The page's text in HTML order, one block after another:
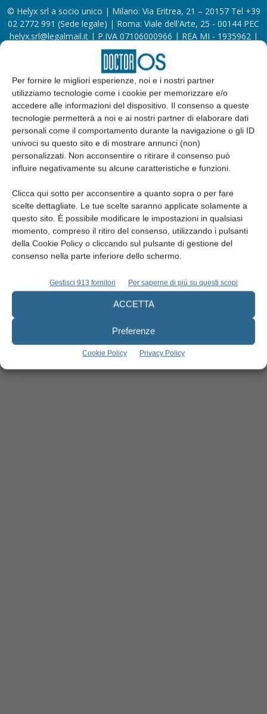
Per fornire le migliori esperienze, noi e i nostri partner
utilizziamo tecnologie come i cookie per memorizzare e/o
accedere alle informazioni del dispositivo. Il consenso a queste
tecnologie permetterà a noi e ai nostri partner di elaborare dati
personali come il comportamento durante la navigazione o gli ID
univoci su questo sito e di mostrare annunci (non)
personalizzati. Non acconsentire o ritirare il consenso può
influire negativamente su alcune caratteristiche e funzioni.
Clicca qui sotto per acconsentire a quanto sopra o per fare
scelte dettagliate. Le tue scelte saranno applicate solamente a
questo sito. È possibile modificare le impostazioni in qualsiasi
momento, compreso il ritiro del consenso, utilizzando i pulsanti
della Cookie Policy o cliccando sul pulsante di gestione del
consenso nella parte inferiore dello schermo.
Gestisci 913 fornitori Per saperne di più su questi scopi
ACCETTA
Preferenze
Cookie Policy Privacy Policy
© Helyx srl a socio unico | Milano: Via Eritrea, 21 – 20157 Tel +39
02 2772 991 (Sede legale) | Roma: Viale dell'Arte, 25 - 00144 PEC
helyx.srl@legalmail.it | P.IVA 07106000966 | REA MI - 1935962 |
Capitale Sociale: €40.000 i.v. | Società soggetta a direzione e
coordinamento di Tecniche Nuove S.p.A.
SEGUICI
Doctor OS – Registrazione del Tribunale di Milano n. 741 del 16.10.1989
ROC 1946 - 26.09.2001